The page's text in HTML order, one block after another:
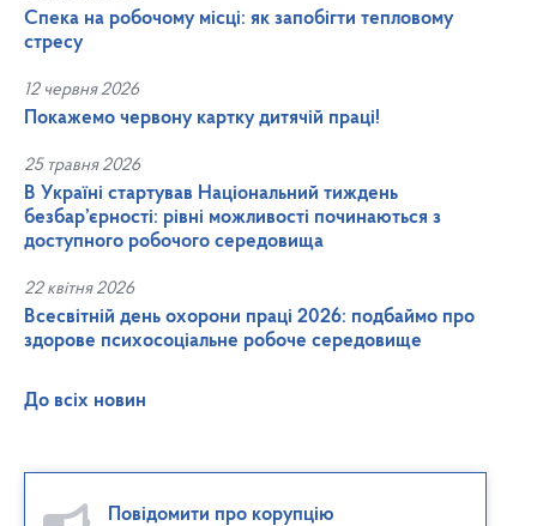
Спека на робочому місці: як запобігти тепловому
стресу
12 червня 2026
Покажемо червону картку дитячій праці!
25 травня 2026
В Україні стартував Національний тиждень
безбар’єрності: рівні можливості починаються з
доступного робочого середовища
22 квітня 2026
Всесвітній день охорони праці 2026: подбаймо про
здорове психосоціальне робоче середовище
До всіх новин
Повідомити про корупцію